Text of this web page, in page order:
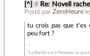
[^] # Re: Novell
Posté par ZeroHeure
tu crois pas que t'es
peu fort ?
"La liberté est à l'homme ce que